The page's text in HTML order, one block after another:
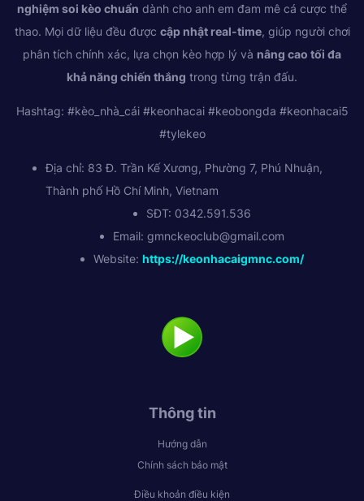
nghiệm soi kèo chuẩn dành cho anh em đam mê cá cược thể
thao. Mọi dữ liệu đều được cập nhật real-time, giúp người chơi
phân tích chính xác, lựa chọn kèo hợp lý và nâng cao tối đa
khả năng chiến thắng trong từng trận đấu.
Hashtag: #kèo_nhà_cái #keonhacai #keobongda #keonhacai5
#tylekeo
Địa chỉ: 83 Đ. Trần Kế Xương, Phường 7, Phú Nhuận,
Thành phố Hồ Chí Minh, Vietnam
SĐT: 0342.591.536
Email: gmnckeoclub@gmail.com
Website: https://keonhacaigmnc.com/
Thông tin
Hướng dẫn
Chính sách bảo mật
Điều khoản điều kiện